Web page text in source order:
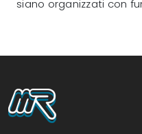
siano organizzati con